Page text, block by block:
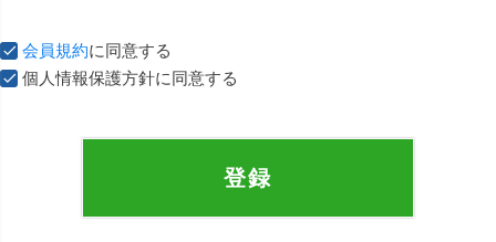
会員規約に同意する
個人情報保護方針に同意する
登録